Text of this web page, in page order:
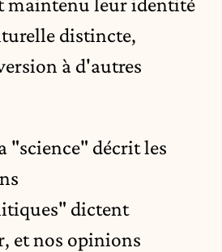
distincte,
à d'autres
"science" décrit les
dictent
et nos opinions